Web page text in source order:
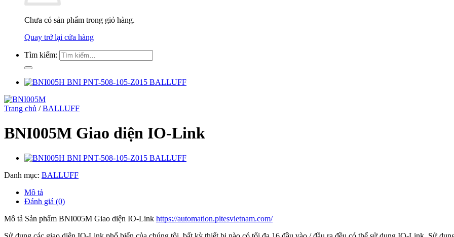
Chưa có sản phẩm trong giỏ hàng.
Quay trở lại cửa hàng
Tìm kiếm:
Trang chủ / BALLUFF
BNI005M Giao diện IO-Link
Danh mục: BALLUFF
Mô tả
Đánh giá (0)
Mô tả Sản phẩm BNI005M Giao diện IO-Link https://automation.pitesvietnam.com/